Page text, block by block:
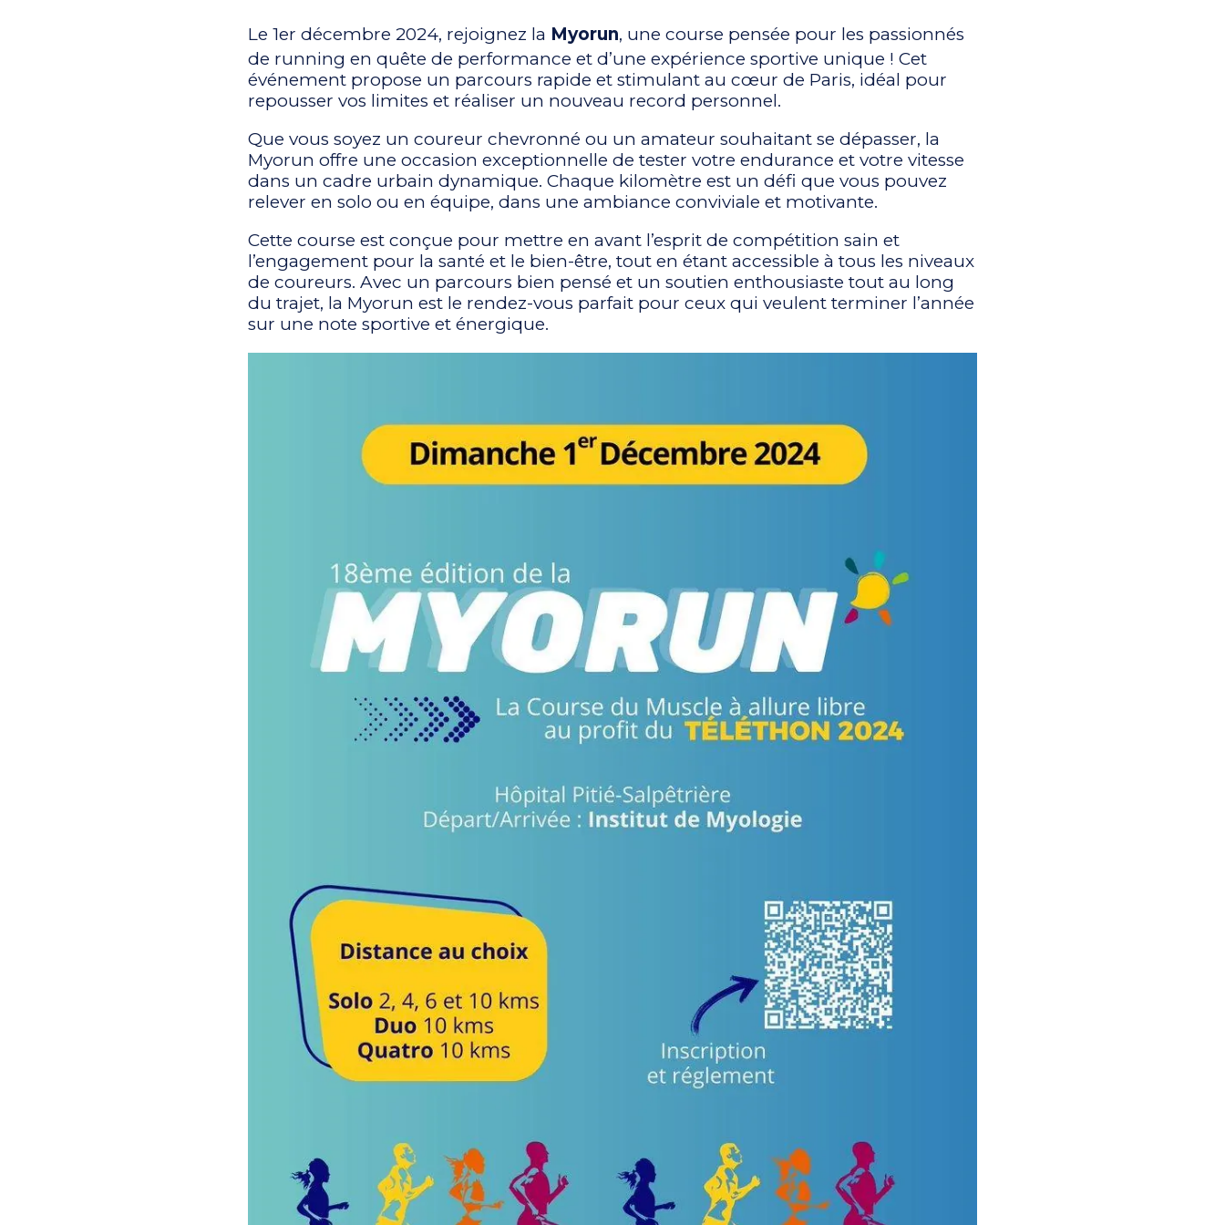
Le 1er décembre 2024, rejoignez la Myorun, une course pensée pour les passionnés
de running en quête de performance et d’une expérience sportive unique ! Cet
événement propose un parcours rapide et stimulant au cœur de Paris, idéal pour
repousser vos limites et réaliser un nouveau record personnel.
Que vous soyez un coureur chevronné ou un amateur souhaitant se dépasser, la
Myorun offre une occasion exceptionnelle de tester votre endurance et votre vitesse
dans un cadre urbain dynamique. Chaque kilomètre est un défi que vous pouvez
relever en solo ou en équipe, dans une ambiance conviviale et motivante.
Cette course est conçue pour mettre en avant l’esprit de compétition sain et
l’engagement pour la santé et le bien-être, tout en étant accessible à tous les niveaux
de coureurs. Avec un parcours bien pensé et un soutien enthousiaste tout au long
du trajet, la Myorun est le rendez-vous parfait pour ceux qui veulent terminer l’année
sur une note sportive et énergique.